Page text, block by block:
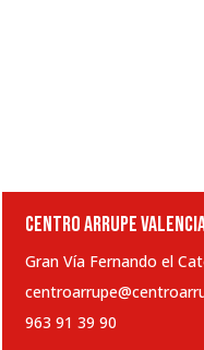
CENTRO ARRUPE
Gran Vía Fernando el
963 91 39 90